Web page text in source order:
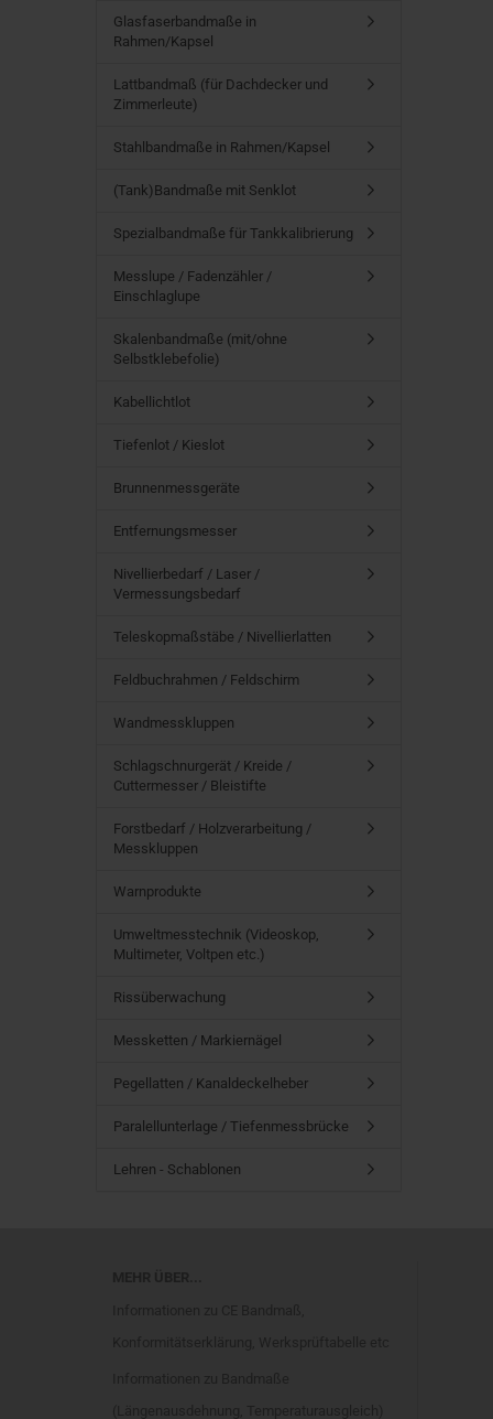
Glasfaserbandmaße in
Rahmen/Kapsel
Lattbandmaß (für Dachdecker und
Zimmerleute)
Stahlbandmaße in Rahmen/Kapsel
(Tank)Bandmaße mit Senklot
Spezialbandmaße für Tankkalibrierung
Messlupe / Fadenzähler /
Einschlaglupe
Skalenbandmaße (mit/ohne
Selbstklebefolie)
Kabellichtlot
Tiefenlot / Kieslot
Brunnenmessgeräte
Entfernungsmesser
Nivellierbedarf / Laser /
Vermessungsbedarf
Teleskopmaßstäbe / Nivellierlatten
Feldbuchrahmen / Feldschirm
Wandmesskluppen
Schlagschnurgerät / Kreide /
Cuttermesser / Bleistifte
Forstbedarf / Holzverarbeitung /
Messkluppen
Warnprodukte
Umweltmesstechnik (Videoskop,
Multimeter, Voltpen etc.)
Rissüberwachung
Messketten / Markiernägel
Pegellatten / Kanaldeckelheber
Paralellunterlage / Tiefenmessbrücke
Lehren - Schablonen